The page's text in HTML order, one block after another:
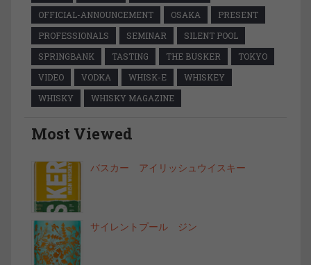
OFFICIAL-ANNOUNCEMENT
OSAKA
PRESENT
PROFESSIONALS
SEMINAR
SILENT POOL
SPRINGBANK
TASTING THE BUSKER
TOKYO
VIDEO
VODKA WHISK-E
WHISKEY
WHISKY
WHISKY MAGAZINE
Most Viewed
バスカー アイリッシュウイスキー
サイレントプール ジン